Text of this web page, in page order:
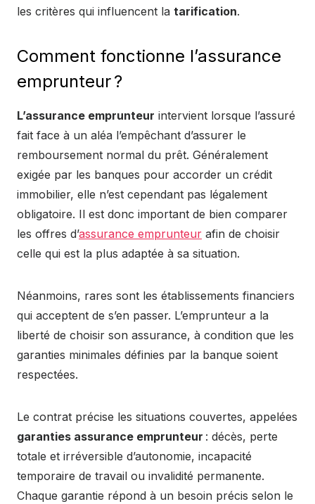
les critères qui influencent la tarification.
Comment fonctionne l’assurance
emprunteur ?
L’assurance emprunteur intervient lorsque l’assuré
fait face à un aléa l’empêchant d’assurer le
remboursement normal du prêt. Généralement
exigée par les banques pour accorder un crédit
immobilier, elle n’est cependant pas légalement
obligatoire. Il est donc important de bien comparer
les offres d’assurance emprunteur afin de choisir
celle qui est la plus adaptée à sa situation.
Néanmoins, rares sont les établissements financiers
qui acceptent de s’en passer. L’emprunteur a la
liberté de choisir son assurance, à condition que les
garanties minimales définies par la banque soient
respectées.
Le contrat précise les situations couvertes, appelées
garanties assurance emprunteur : décès, perte
totale et irréversible d’autonomie, incapacité
temporaire de travail ou invalidité permanente.
Chaque garantie répond à un besoin précis selon le